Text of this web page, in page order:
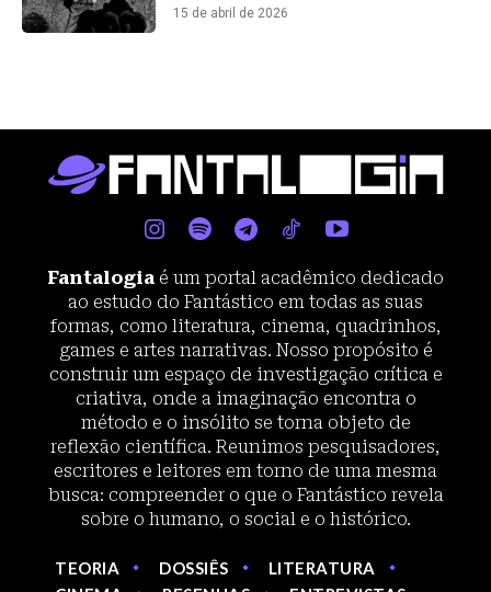
15 de abril de 2026
Fantalogia é um portal acadêmico dedicado
ao estudo do Fantástico em todas as suas
formas, como literatura, cinema, quadrinhos,
games e artes narrativas. Nosso propósito é
construir um espaço de investigação crítica e
criativa, onde a imaginação encontra o
método e o insólito se torna objeto de
reflexão científica. Reunimos pesquisadores,
escritores e leitores em torno de uma mesma
busca: compreender o que o Fantástico revela
sobre o humano, o social e o histórico.
TEORIA DOSSIÊS
LITERATURA